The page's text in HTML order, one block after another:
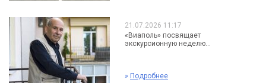
21.07.2026 11:17
«Виаполь» посвящает
экскурсионную неделю...
» Подробнее